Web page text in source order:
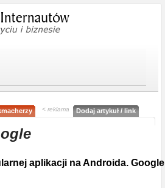
< reklama Dodaj artykuł / link
aplikacji na Androida. Google